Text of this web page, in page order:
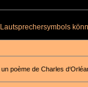
poème de Charles